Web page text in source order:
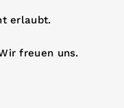
erlaubt.
freuen uns.